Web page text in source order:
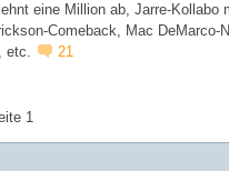
eine Million ab, Jarre-Kollabo
Comeback, Mac DeMarco-
etc.
21
1